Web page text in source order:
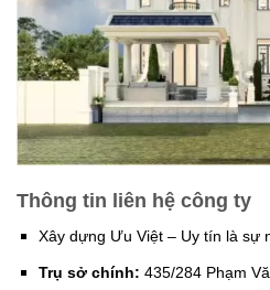
Thông tin liên hệ công ty
Xây dựng Ưu Việt – Uy tín là sự
Trụ sở chính: 435/284 Phạm